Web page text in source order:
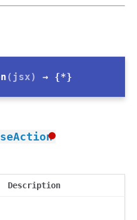
(jsx) → {*}
Description